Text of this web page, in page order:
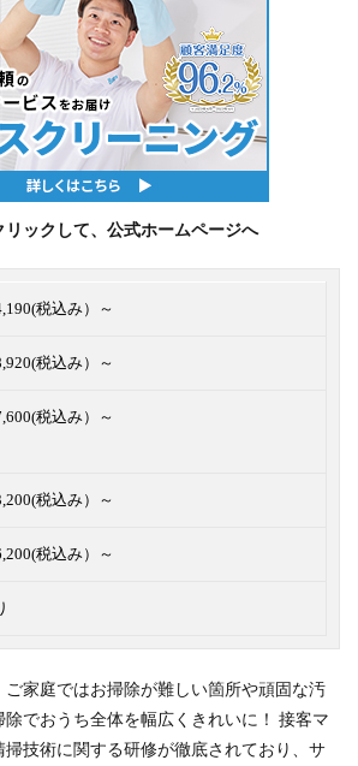
ックして、公式ホームページへ
税込み）～
税込み）～
税込み）～
税込み）～
税込み）～
ご家庭ではお掃除が難しい箇所や頑固な汚
でおうち全体を幅広くきれいに！ 接客マ
技術に関する研修が徹底されており、サ